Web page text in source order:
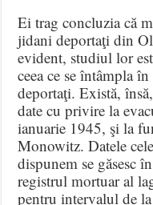
Ei trag concluzia că
jidani deportaţi din
evident, studiul lor
ceea ce se întâmpla
deportaţi. Există,
date cu privire la
ianuarie 1945, şi la
Monowitz. Datele
dispunem se găsesc
registrul mortuar al
pentru intervalul de